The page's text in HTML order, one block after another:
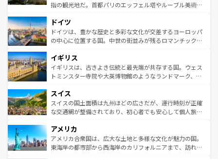
アートに溢れた街角から、地方では古代ローマ遺跡や中世
せる。地方によって風土や気候が異なるスペインはその個
性で訪れる人を魅了する。 なお、新着のスペイン情報は コ
ンテンツ一覧を参照してほしい。
指の観光地だ。首都パリのエッフェル塔やルーブル美術館
で、幅広い魅力が詰まっている。華麗な宮殿、歴史的な大
聖堂、美しいビーチ、そして豊かな自然が、訪れる者を心
から魅了する。また、フランスは美食の国としても知ら
いる。シャンパンの発祥地であるランス、プロヴァンスの
香り高いラベンダー畑など、多彩な楽しみ方が可能だ。さ
らに、パリ以外の地域にも魅力が溢れており、どの街角に
れる地方に足を運ぶとそれぞれで全く異なる文化を体験で
きるだろう。 なお、新着のフランス情報はコンテンツ一覧
を参照してほしい。
ドイツ
ドイツは、豊かな歴史と多彩な文化が交差するヨーロッパ
の中心に位置する国。中世の街並みが残るロマンチック街
顔を持つこの国は、どこを歩いても飽きることがない。ベ
ルリンの文化的活気、バイエルン州のアルプスの絶景、そ
してライン川沿いのワイン畑といった風景は必見。ビール
は、お酒好きな人にはぜひ体験してほしい。 なお、新着の
ドイツ情報はコンテンツ一覧を参照してほしい。
イギリス
イギリスは、古きよき伝統と最先端が共存する国。ウェス
トミンスター寺院や大英博物館のようなランドマーク、歴
リアごとに異なる魅力がある。また、優雅なアフタヌーン
ティー、ビール好きにはたまらない英国パブ、サッカー観
戦など、本場だからこそできる体験も豊富。イギリスを旅
ンツ一覧を参照してほしい。
スイス
スイスの国土面積は九州ほどの広さだが、運行時刻が正確
な交通網が整備されており、初心者でも安心して個人旅行
の建物がそのまま残る町や、スイスならではのユニークな
博物館もあり、アルプス観光だけでなく町歩きも満喫する
ことができる。国民の所得が高いため物価も高いが、旅行
アメリカ
アメリカ合衆国は、広大な土地と多様な文化が魅力の国。
東海岸の都市部から西海岸のカリフォルニアまで、訪れる